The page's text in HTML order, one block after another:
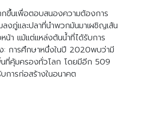
กขึ้นเพื่อตอบสนองความต้องการ
งภู่และปลาที่นำพวกมันมาเผชิญเส้น
น้า แม้แต่แหล่งต้นน้ำที่ได้รับการ
: การศึกษาหนึ่งในปี 2020พบว่ามี
ที่คุ้มครองทั่วโลก โดยมีอีก 509
การก่อสร้างในอนาคต